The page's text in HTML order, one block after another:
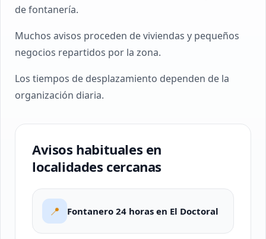
de fontanería.
Muchos avisos proceden de viviendas y pequeños
negocios repartidos por la zona.
Los tiempos de desplazamiento dependen de la
organización diaria.
Avisos habituales en
localidades cercanas
📍 Fontanero 24 horas en El Doctoral